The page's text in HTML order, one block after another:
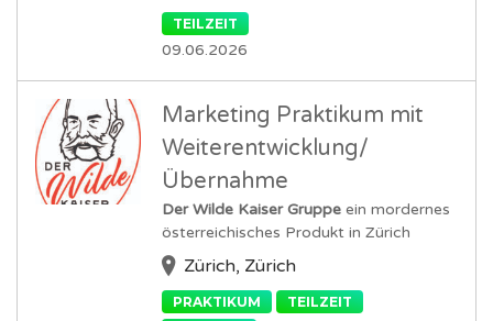
TEILZEIT
09.06.2026
Marketing Praktikum mit
Weiterentwicklung/
Übernahme
Der Wilde Kaiser Gruppe ein mordernes
österreichisches Produkt in Zürich
Zürich, Zürich
PRAKTIKUM
TEILZEIT